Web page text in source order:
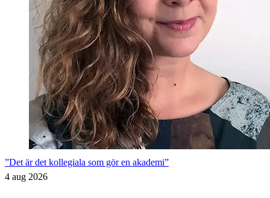
”Det är det kollegiala som gör en akademi”
4 aug 2026